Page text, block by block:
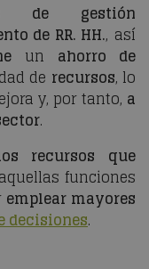
de gestión
de RR. HH., así
un ahorro de
de recursos, lo
y, por tanto, a
.
recursos que
funciones
emplear mayores
decisiones.